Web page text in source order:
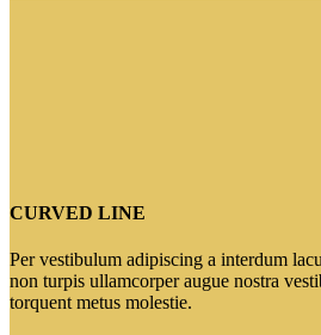
CURVED LINE
Per vestibulum adipiscing a interdum
non turpis ullamcorper augue nostra
torquent metus molestie.